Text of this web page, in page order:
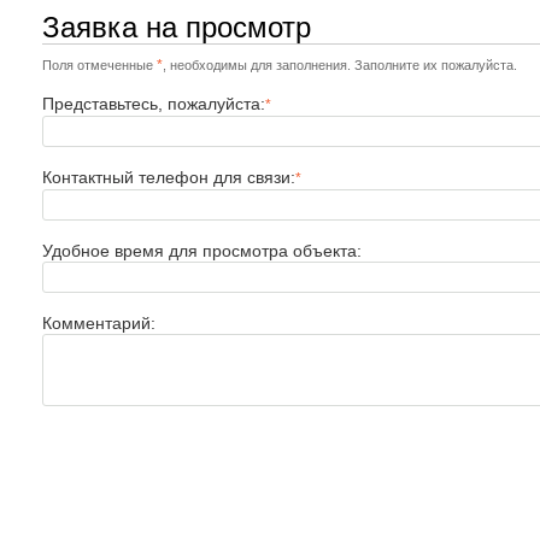
Заявка на просмотр
Поля отмеченные * , необходимы для заполнения. Заполните их пожалуйста.
Представьтесь, пожалуйста:*
Контактный телефон для связи:*
Удобное время для просмотра объекта:
Комментарий: